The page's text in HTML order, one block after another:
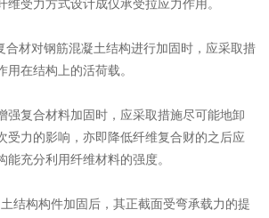
维受力方式设计成仅承受拉应力作用。
合材对钢筋混凝土结构进行加固时，应采取措
在结构上的活荷载。
强复合材料加固时，应采取措施尽可能地卸
受力的影响，亦即降低纤维复合财的之后应
充分利用纤维材料的强度。
结构构件加固后，其正截面受弯承载力的提